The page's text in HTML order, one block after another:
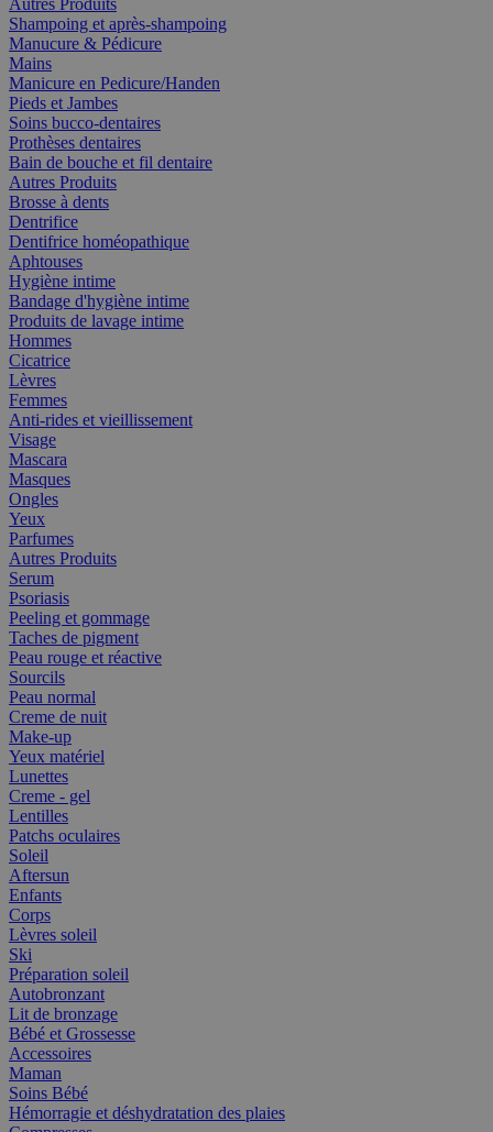
Autres Produits
Shampoing et après-shampoing
Manucure & Pédicure
Mains
Manicure en Pedicure/Handen
Pieds et Jambes
Soins bucco-dentaires
Prothèses dentaires
Bain de bouche et fil dentaire
Autres Produits
Brosse à dents
Dentrifice
Dentifrice homéopathique
Aphtouses
Hygiène intime
Bandage d'hygiène intime
Produits de lavage intime
Hommes
Cicatrice
Lèvres
Femmes
Anti-rides et vieillissement
Visage
Mascara
Masques
Ongles
Yeux
Parfumes
Autres Produits
Serum
Psoriasis
Peeling et gommage
Taches de pigment
Peau rouge et réactive
Sourcils
Peau normal
Creme de nuit
Make-up
Yeux matériel
Lunettes
Creme - gel
Lentilles
Patchs oculaires
Soleil
Aftersun
Enfants
Corps
Lèvres soleil
Ski
Préparation soleil
Autobronzant
Lit de bronzage
Bébé et Grossesse
Accessoires
Maman
Soins Bébé
Hémorragie et déshydratation des plaies